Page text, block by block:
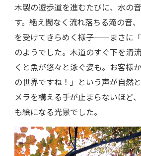
木製の遊歩道を進むたびに、水の
す。絶え間なく流れ落ちる滝の音
を受けてきらめく様子——まさに「
のようでした。木道のすぐ下を清
くと魚が悠々と泳ぐ姿も。お客様
の世界ですね！」という声が自然
メラを構える手が止まらないほど
も絵になる光景でした。